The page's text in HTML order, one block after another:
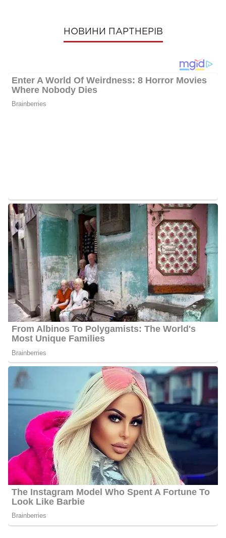
НОВИНИ ПАРТНЕРІВ